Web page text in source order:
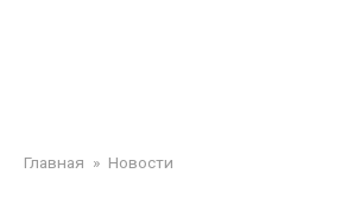
Главная » Новости